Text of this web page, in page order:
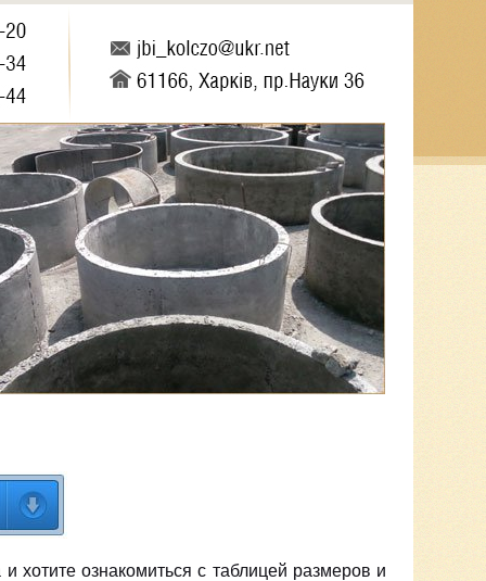
хотите ознакомиться с таблицей размеров и